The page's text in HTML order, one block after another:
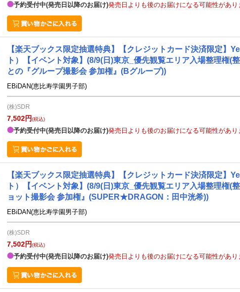
予約受付中(発売日以降のお届け)発売日よりも後のお届けになる可能性があり
【楽天ブックス限定抽選特典】【クレジットカード決済限定】
ト）【イベント対象】(8/9(日)東京_優先観覧エリア入場整理権(
との『グループ撮影会 参加権』(Bグループ))
EBiDAN(恵比寿学園男子部)
(株)SDR
7,502円(税込)
予約受付中(発売日以降のお届け)発売日よりも後のお届けになる可能性があり
【楽天ブックス限定抽選特典】【クレジットカード決済限定】
ト）【イベント対象】(8/9(日)東京_優先観覧エリア入場整理権(
ョット撮影会 参加権』(SUPER★DRAGON：田中洸希))
EBiDAN(恵比寿学園男子部)
(株)SDR
7,502円(税込)
予約受付中(発売日以降のお届け)発売日よりも後のお届けになる可能性があり